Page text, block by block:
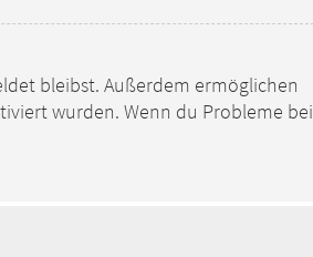
bleibst. Außerdem ermöglichen
wurden. Wenn du Probleme bei